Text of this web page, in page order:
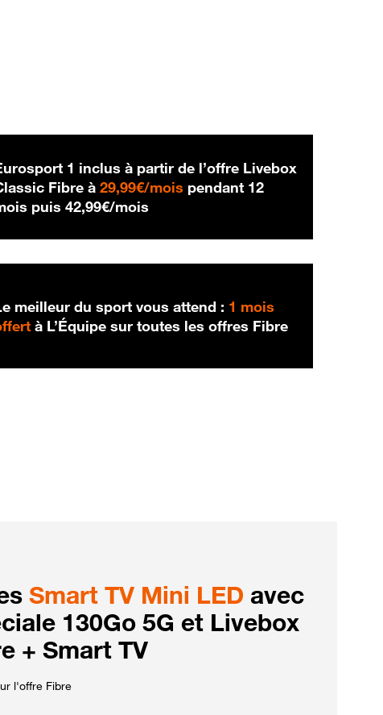
1 inclus à partir de l’offre Livebox
Fibre à29,99€/mois 29,99 € par mois
pendant 12
puis42,99€/mois
meilleur du sport vous attend : 1 mois
à L’Équipe sur toutes les offres Fibre
Smart TV Mini LED avec
130Go 5G et Livebox
+ Smart TV
l'offre Fibre